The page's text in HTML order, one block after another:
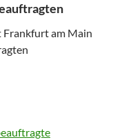
am Main